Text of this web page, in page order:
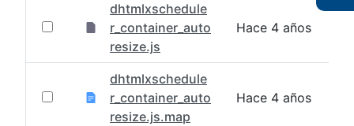
dhtmlxschedule
r_container_auto
resize.js
Hace 4 años
dhtmlxschedule
r_container_auto
resize.js.map
Hace 4 años